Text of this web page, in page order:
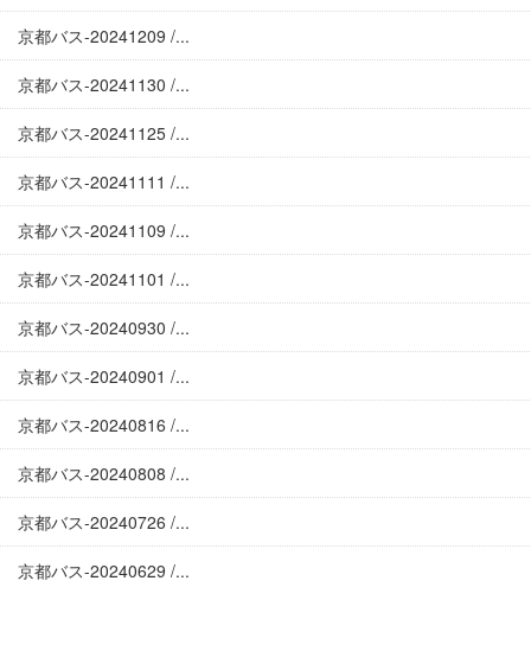
京都バス-20241209 /...
京都バス-20241130 /...
京都バス-20241125 /...
京都バス-20241111 /...
京都バス-20241109 /...
京都バス-20241101 /...
京都バス-20240930 /...
京都バス-20240901 /...
京都バス-20240816 /...
京都バス-20240808 /...
京都バス-20240726 /...
京都バス-20240629 /...